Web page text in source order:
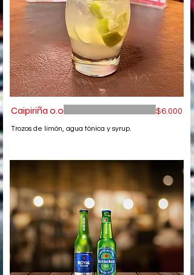
Caipiriña 0.0
Trozos de limón, agua tónica y syrup.
$6.000